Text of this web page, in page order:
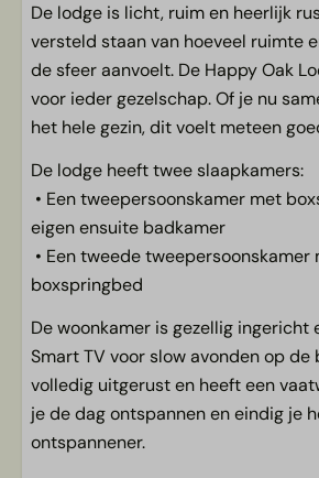
Ligging & buiten
Parasol
Parkeren bij de accommodatie
Ruimtelijk plekje met fijne tuin
Terras met meubilair
Huisdieren
Huisdier toegestaan
Algemeen
Centrale verwarming
Rookvrij
Voorkeurslocatie
De lodge is licht, ruim en heerlijk
versteld staan van hoeveel ruimte
de sfeer aanvoelt. De Happy Oak
voor ieder gezelschap. Of je nu
het hele gezin, dit voelt meteen
De lodge heeft twee slaapkamers:
• Een tweepersoonskamer met
eigen ensuite badkamer
• Een tweede tweepersoonskamer
boxspringbed
De woonkamer is gezellig ingericht
Smart TV voor slow avonden op de
volledig uitgerust en heeft een
je de dag ontspannen en eindig je
ontspannener.